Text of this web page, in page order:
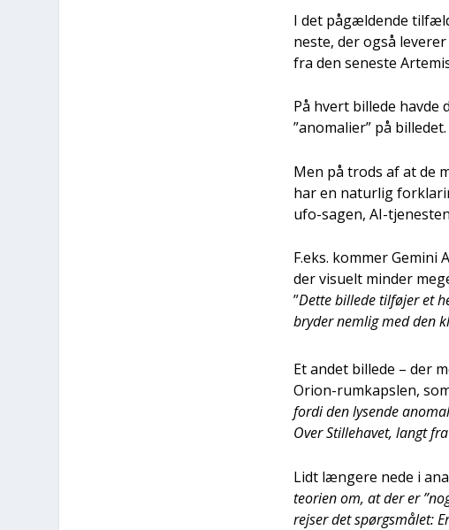
I det pågæl­den­de
ne­ste, der også
fra den sene­ste
På hvert bil­le­de
”ano­ma­li­er” på bil­le­det.
Men på trods af at de
har en natur­lig
ufo-sagen, AI-
F.eks. kom­mer
der visu­elt min­der
”Det­te bil­le­de til­fø­jer et
bry­der nem­lig med den
Et andet bil­le­de – der
Orion-rum­kaps­len,
for­di den lysen­de
Over Stil­le­ha­vet, langt
Lidt læn­ge­re nede i
teo­ri­en om, at der er
rej­ser det spørgs­må­let: